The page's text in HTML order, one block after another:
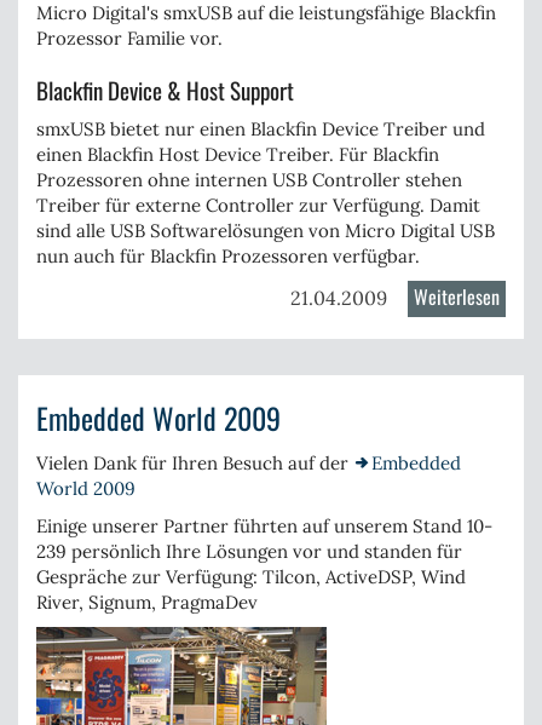
Micro Digital's smxUSB auf die leistungsfähige Blackfin
Prozessor Familie vor.
Blackfin Device & Host Support
smxUSB bietet nur einen Blackfin Device Treiber und
einen Blackfin Host Device Treiber. Für Blackfin
Prozessoren ohne internen USB Controller stehen
Treiber für externe Controller zur Verfügung. Damit
sind alle USB Softwarelösungen von Micro Digital USB
nun auch für Blackfin Prozessoren verfügbar.
21.04.2009 Weiterlesen
Micro
stellt
Embedded World 2009
Vielen Dank für Ihren Besuch auf der
Embedded
World 2009
Einige unserer Partner führten auf unserem Stand 10-
239 persönlich Ihre Lösungen vor und standen für
Gespräche zur Verfügung: Tilcon, ActiveDSP, Wind
River, Signum, PragmaDev